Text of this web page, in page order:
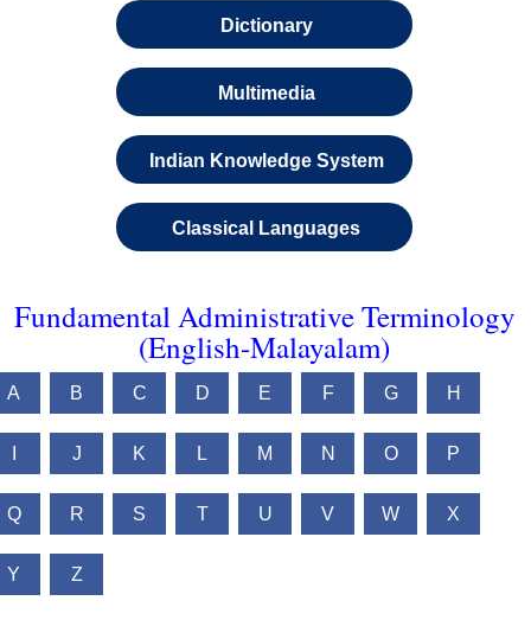
Dictionary
Multimedia
Indian Knowledge System
Classical Languages
Fundamental Administrative Terminology
(English-Malayalam)
A B C D E F G H
J K L M N O P
Q R S T U V W X
Y Z